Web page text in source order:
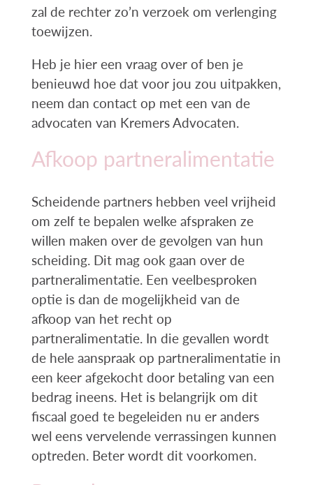
zal de rechter zo’n verzoek om verlenging
toewijzen.
Heb je hier een vraag over of ben je
benieuwd hoe dat voor jou zou uitpakken,
neem dan contact op met een van de
advocaten van Kremers Advocaten.
Afkoop partneralimentatie
Scheidende partners hebben veel vrijheid
om zelf te bepalen welke afspraken ze
willen maken over de gevolgen van hun
scheiding. Dit mag ook gaan over de
partneralimentatie. Een veelbesproken
optie is dan de mogelijkheid van de
afkoop van het recht op
partneralimentatie. In die gevallen wordt
de hele aanspraak op partneralimentatie in
een keer afgekocht door betaling van een
bedrag ineens. Het is belangrijk om dit
fiscaal goed te begeleiden nu er anders
wel eens vervelende verrassingen kunnen
optreden. Beter wordt dit voorkomen.